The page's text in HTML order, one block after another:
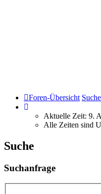
Foren-Übersicht Suche
Aktuelle Zeit: 9.
Alle Zeiten sind
Suche
Suchanfrage